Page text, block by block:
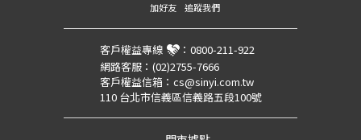
加好友 追蹤我們
客戶權益專線 ： 0800-211-922
網路客服： (02)2755-7666
客戶權益信箱： cs@sinyi.com.tw
110 台北市信義區信義路五段100號